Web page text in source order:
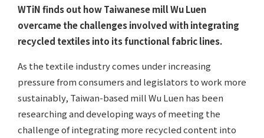
WTiN finds out how Taiwanese mill Wu Luen
overcame the challenges involved with integrating
recycled textiles into its functional fabric lines.
As the textile industry comes under increasing
pressure from consumers and legislators to work more
sustainably, Taiwan-based mill Wu Luen has been
researching and developing ways of meeting the
challenge of integrating more recycled content into